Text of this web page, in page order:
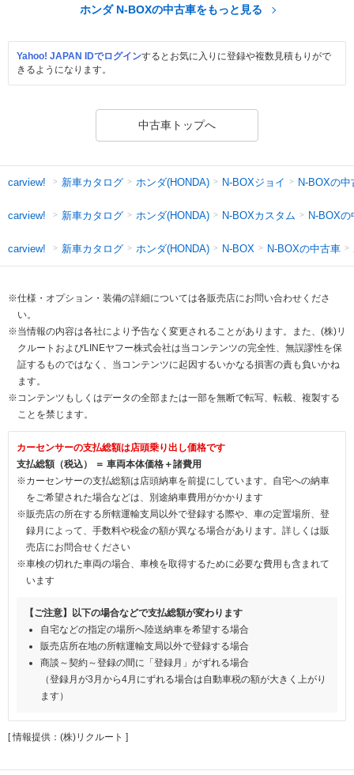
ホンダ N-BOXの中古車をもっと見る
Yahoo! JAPAN IDでログインするとお気に入りに登録や複数見積もりがで
きるようになります。
中古車トップへ
carview! 新車カタログ ホンダ(HONDA) N-BOXジョイ N-BOXの中
carview! 新車カタログ ホンダ(HONDA) N-BOXカスタム N-BOXの
carview! 新車カタログ ホンダ(HONDA) N-BOX N-BOXの中古車
※仕様・オプション・装備の詳細については各販売店にお問い合わせくださ
い。
※当情報の内容は各社により予告なく変更されることがあります。また、(株)リ
クルートおよびLINEヤフー株式会社は当コンテンツの完全性、無誤謬性を保
証するものではなく、当コンテンツに起因するいかなる損害の責も負いかね
ます。
※コンテンツもしくはデータの全部または一部を無断で転写、転載、複製する
ことを禁じます。
カーセンサーの支払総額は店頭乗り出し価格です
支払総額（税込） ＝ 車両本体価格＋諸費用
※カーセンサーの支払総額は店頭納車を前提にしています。自宅への納車
をご希望された場合などは、別途納車費用がかかります
※販売店の所在する所轄運輸支局以外で登録する際や、車の定置場所、登
録月によって、手数料や税金の額が異なる場合があります。詳しくは販
売店にお問合せください
※車検の切れた車両の場合、車検を取得するために必要な費用も含まれて
います
【ご注意】以下の場合などで支払総額が変わります
自宅などの指定の場所へ陸送納車を希望する場合
販売店所在地の所轄運輸支局以外で登録する場合
商談～契約～登録の間に「登録月」がずれる場合
（登録月が3月から4月にずれる場合は自動車税の額が大きく上がり
ます）
[ 情報提供：(株)リクルート ]